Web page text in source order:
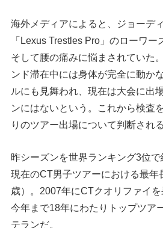
海外メディアによると、ジョーデ
「Lexus Trestles Pro」のローワー
そして腰の痛みに悩まされていた
ンド滞在中には身体が完全に動か
ルにも見舞われ、現在は大会に出
ンにはないという。これから検査
りのツアー出場について判断され
昨シーズンを世界ランキング3位で
現在のCT男子ツアーにおける最年
歳）。2007年にCTクオリファイ
今年まで18年にわたりトップツア
テランだ。
イベント・リリース